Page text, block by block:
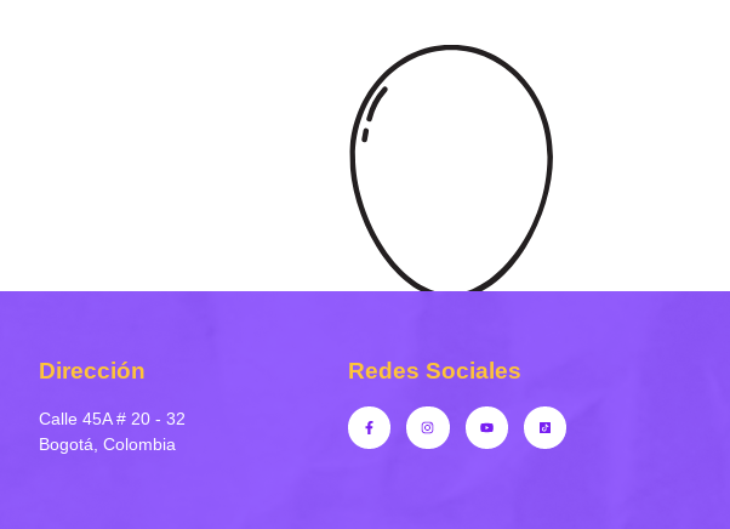
Dirección
Calle 45A # 20 - 32
Bogotá, Colombia
Redes Sociales